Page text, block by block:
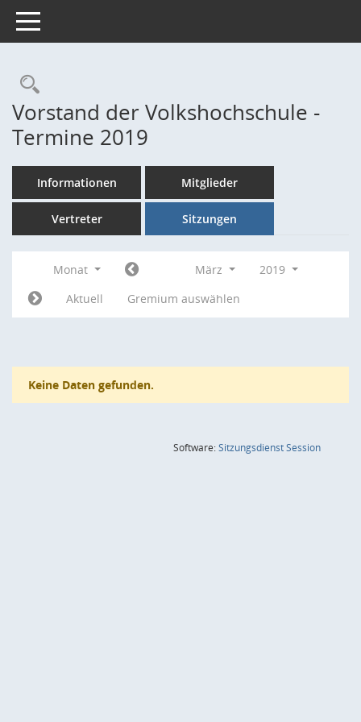
Toggle navigation
Rechercheauswahl
Vorstand der Volkshochschule -
Termine 2019
Informationen Mitglieder
Vertreter Sitzungen
Monat März
2019
Aktuell
Gremium auswählen
Keine Daten gefunden.
Software:SitzungsdienstSession(Wird in